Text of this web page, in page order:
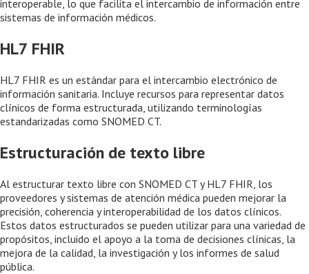
interoperable, lo que facilita el intercambio de información entre
sistemas de información médicos.
HL7 FHIR
HL7 FHIR es un estándar para el intercambio electrónico de
información sanitaria. Incluye recursos para representar datos
clínicos de forma estructurada, utilizando terminologías
estandarizadas como SNOMED CT.
Estructuración de texto libre
Al estructurar texto libre con SNOMED CT y HL7 FHIR, los
proveedores y sistemas de atención médica pueden mejorar la
precisión, coherencia y interoperabilidad de los datos clínicos.
Estos datos estructurados se pueden utilizar para una variedad de
propósitos, incluido el apoyo a la toma de decisiones clínicas, la
mejora de la calidad, la investigación y los informes de salud
pública.